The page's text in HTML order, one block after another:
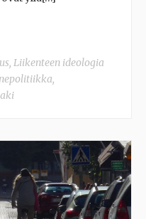
, Liikenteen ideologia
,